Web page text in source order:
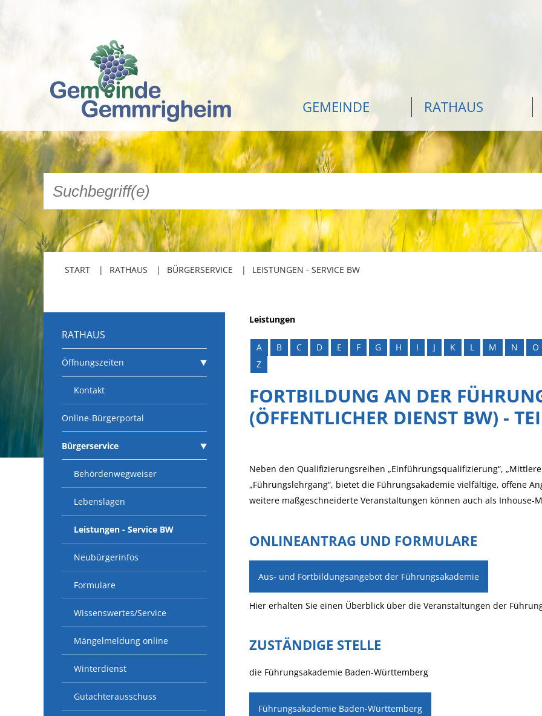
GEMEINDE RATHAUS
START RATHAUS BÜRGERSERVICE LEISTUNGEN - SERVICE BW
RATHAUS
Öffnungszeiten
Kontakt
Online-Bürgerportal
Bürgerservice
Behördenwegweiser
Lebenslagen
Leistungen - Service BW
Neubürgerinfos
Formulare
Wissenswertes/Service
Mängelmeldung online
Winterdienst
Gutachterausschuss
Leistungen
A B C D E F G H I J K L M N O
Z
FORTBILDUNG AN DER
(ÖFFENTLICHER DIENST BW) -
Neben den Qualifizierungsreihen „Einführungsqualifizierung“,
„Führungslehrgang“, bietet die Führungsakademie vielfältige, offene
weitere maßgeschneiderte Veranstaltungen können auch als
ONLINEANTRAG UND FORMULARE
Aus- und Fortbildungsangebot der Führungsakademie
Hier erhalten Sie einen Überblick über die Veranstaltungen der
ZUSTÄNDIGE STELLE
die Führungsakademie Baden-Württemberg
Führungsakademie Baden-Württemberg